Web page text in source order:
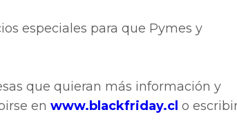
especiales para que Pymes y
que quieran más información y
en www.blackfriday.cl o